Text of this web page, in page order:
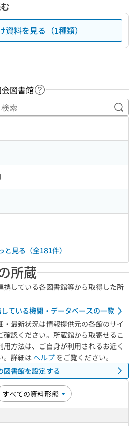
資料を見る（1種類）
図書館 ヘルプページへのリンク
キ
と見る（全181件）
所蔵
携している各図書館等から取得した所
ている機関・データベースの一覧
最新状況は情報提供元の各館のサイ
確認ください。所蔵館から取寄せるこ
方法は、ご自身が利用されるお近く
。詳細は ヘルプ をご覧ください。
図書館を設定する